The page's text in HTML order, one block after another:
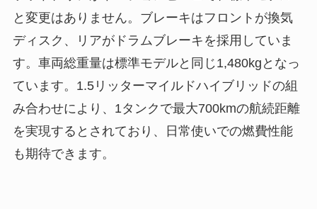
と変更はありません。ブレーキはフロントが換気
ディスク、リアがドラムブレーキを採用していま
す。車両総重量は標準モデルと同じ1,480kgとなっ
ています。1.5リッターマイルドハイブリッドの組
み合わせにより、1タンクで最大700kmの航続距離
を実現するとされており、日常使いでの燃費性能
も期待できます。